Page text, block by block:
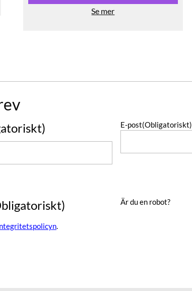
Se mer
E-post(Obligatoriskt)
.
Är du en robot?